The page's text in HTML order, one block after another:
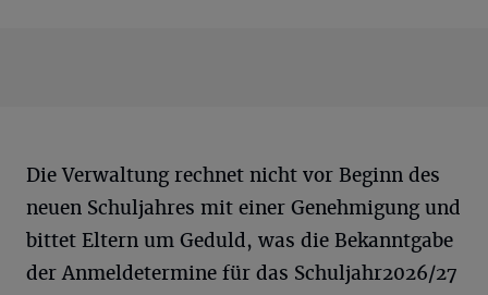
Die Verwaltung rechnet nicht vor Beginn des
neuen Schuljahres mit einer Genehmigung und
bittet Eltern um Geduld, was die Bekanntgabe
der Anmeldetermine für das Schuljahr2026/27